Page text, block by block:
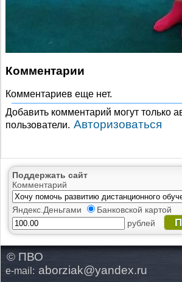
Комментарии
Комментариев еще нет.
Добавить комментарий могут только
пользователи. Авторизоваться
Поддержать сайт
Комментарий
Яндекс.Деньгами
Банковской картой
рублей
© ПВО
e-mail: aborziak@yandex.ru